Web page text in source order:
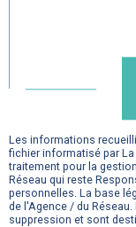
Les informations
fichier informatisé par
traitement pour la
Réseau qui reste
personnelles. La base
de l'Agence / du
suppression et sont